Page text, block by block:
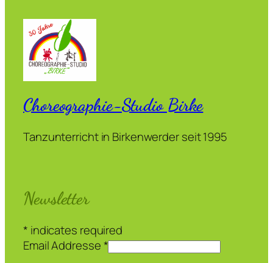
Choreographie-Studio Birke
Tanzunterricht in Birkenwerder seit 1995
Newsletter
* indicates required
Email Addresse*